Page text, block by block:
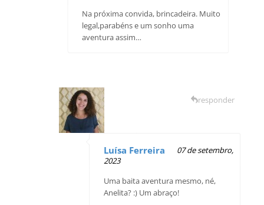
Na próxima convida, brincadeira. Muito
legal,parabéns e um sonho uma
aventura assim…
Luísa Ferreira
07 de setembro,
2023
Uma baita aventura mesmo, né,
Anelita? :) Um abraço!
responder